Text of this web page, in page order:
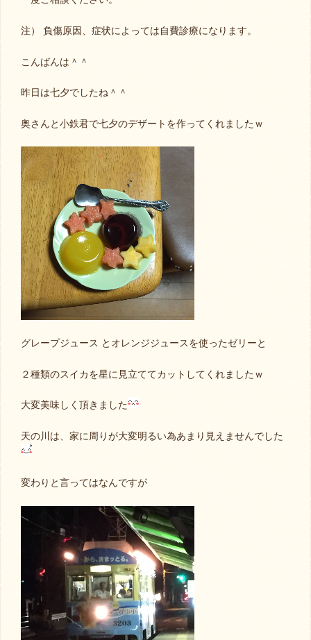
注） 負傷原因、症状によっては自費診療になります。
こんばんは＾＾
昨日は七夕でしたね＾＾
奥さんと小鉄君で七夕のデザートを作ってくれましたｗ
グレープジュース とオレンジジュースを使ったゼリーと
２種類のスイカを星に見立ててカットしてくれましたｗ
大変美味しく頂きました
天の川は、家に周りが大変明るい為あまり見えませんでした
変わりと言ってはなんですが